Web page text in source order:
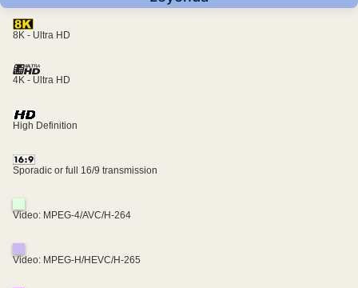
8K - Ultra HD
4K - Ultra HD
High Definition
Sporadic or full 16/9 transmission
Video: MPEG-4/AVC/H-264
Video: MPEG-H/HEVC/H-265